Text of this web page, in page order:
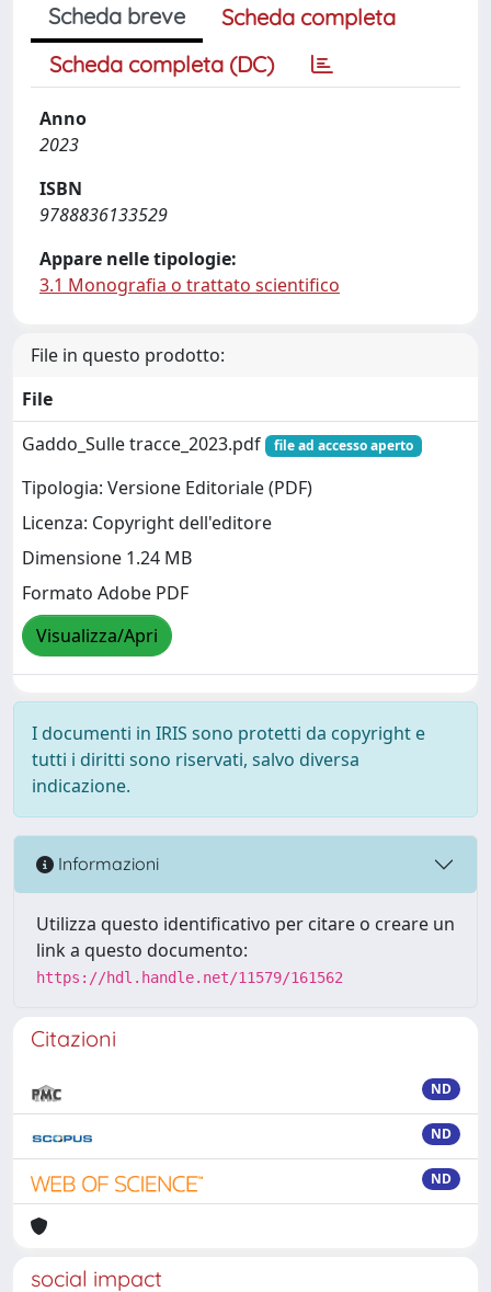
Scheda breve
Scheda completa
Scheda completa (DC)
Anno
2023
ISBN
9788836133529
Appare nelle tipologie:
3.1 Monografia o trattato scientifico
File in questo prodotto:
File
Gaddo_Sulle tracce_2023.pdf
file ad accesso aperto
Tipologia: Versione Editoriale (PDF)
Licenza: Copyright dell'editore
Dimensione 1.24 MB
Formato Adobe PDF
Visualizza/Apri
I documenti in IRIS sono protetti da copyright e
tutti i diritti sono riservati, salvo diversa
indicazione.
Informazioni
Utilizza questo identificativo per citare o creare un
link a questo documento:
https://hdl.handle.net/11579/161562
Citazioni
ND
ND
ND
social impact